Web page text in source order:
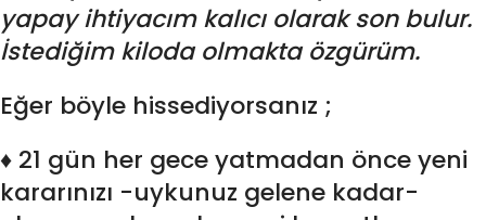
yapay ihtiyacım kalıcı olarak son bulur.
İstediğim kiloda olmakta özgürüm.
Eğer böyle hissediyorsanız ;
♦ 21 gün her gece yatmadan önce yeni
kararınızı -uykunuz gelene kadar-